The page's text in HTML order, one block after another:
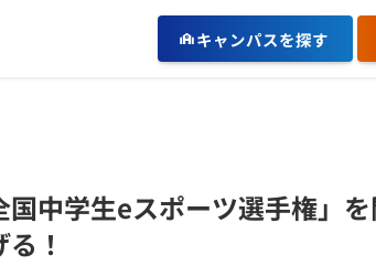
キャンパスを探す
国中学生eスポーツ選手権」
！